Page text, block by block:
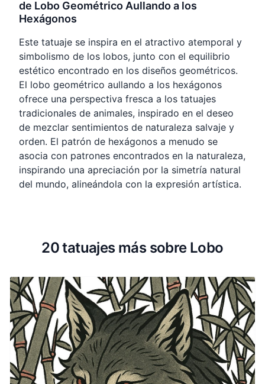
de Lobo Geométrico Aullando a los
Hexágonos
Este tatuaje se inspira en el atractivo atemporal y
simbolismo de los lobos, junto con el equilibrio
estético encontrado en los diseños geométricos.
El lobo geométrico aullando a los hexágonos
ofrece una perspectiva fresca a los tatuajes
tradicionales de animales, inspirado en el deseo
de mezclar sentimientos de naturaleza salvaje y
orden. El patrón de hexágonos a menudo se
asocia con patrones encontrados en la naturaleza,
inspirando una apreciación por la simetría natural
del mundo, alineándola con la expresión artística.
20 tatuajes más sobre Lobo